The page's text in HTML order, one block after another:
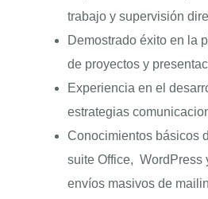
trabajo y supervisión
Demostrado éxito en la
de proyectos y
Experiencia en el
estrategias
Conocimientos básicos
suite Office, WordPress
envíos masivos de